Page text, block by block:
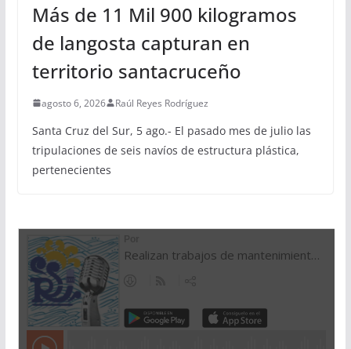
Más de 11 Mil 900 kilogramos
de langosta capturan en
territorio santacruceño
agosto 6, 2026 Raúl Reyes Rodríguez
Santa Cruz del Sur, 5 ago.- El pasado mes de julio las
tripulaciones de seis navíos de estructura plástica,
pertenecientes